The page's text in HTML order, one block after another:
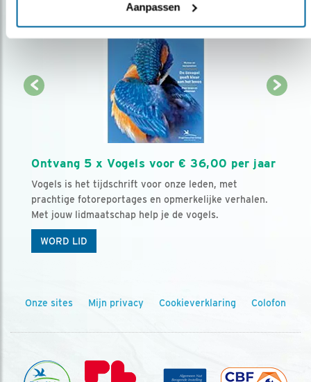
Aanpassen
Ontvang 5 x Vogels voor € 36,00 per jaar
Vogels is het tijdschrift voor onze leden, met
prachtige fotoreportages en opmerkelijke verhalen.
Met jouw lidmaatschap help je de vogels.
WORD LID
Onze sites Mijn privacy Cookieverklaring Colofon